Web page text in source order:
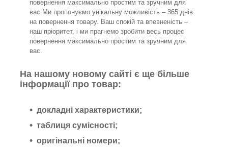
повернення максимально простим та зручним для
вас.Ми пропонуємо унікальну можливість – 365 днів
на повернення товару. Ваш спокій та впевненість –
наш пріоритет, і ми прагнемо зробити весь процес
повернення максимально простим та зручним для
вас.
На нашому новому сайті є ще більше
інформації про товар:
докладні характеристики;
таблиця сумісності;
оригінальні номери;